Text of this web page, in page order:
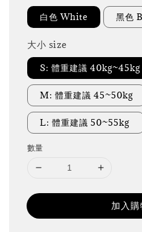
白色 White 黑色
大小 size
S: 體重建議 40kg~45kg
M: 體重建議 45~50kg
L: 體重建議 50~55kg
數量
加入